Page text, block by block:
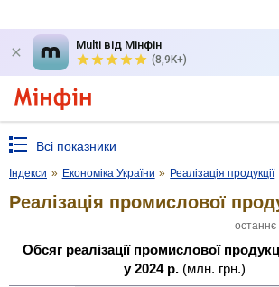
Multi від Мінфін
(8,9K+)
Всі показники
Індекси » Економіка України » Реалізація продукції
Реалізація промислової
Обсяг реалізації промислової
у 2024 р. (млн. грн.)